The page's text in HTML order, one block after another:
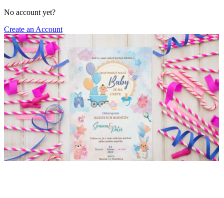
No account yet?
Create an Account